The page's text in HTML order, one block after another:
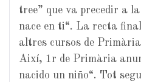
tree” que va precedir a
nace en ti“. La recta
altres cursos de
Així, 1r de Primària
nacido un niño“. Tot